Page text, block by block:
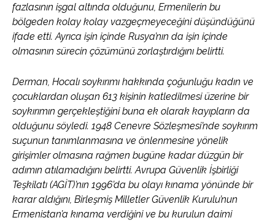
fazlasının işgal altında olduğunu, Ermenilerin bu
bölgeden kolay kolay vazgeçmeyeceğini düşündüğünü
ifade etti. Ayrıca işin içinde Rusya’nın da işin içinde
olmasının sürecin çözümünü zorlaştırdığını belirtti.
Derman, Hocalı soykırımı hakkında çoğunluğu kadın ve
çocuklardan oluşan 613 kişinin katledilmesi üzerine bir
soykırımın gerçekleştiğini buna ek olarak kayıpların da
olduğunu söyledi. 1948 Cenevre Sözleşmesi’nde soykırım
suçunun tanımlanmasına ve önlenmesine yönelik
girişimler olmasına rağmen bugüne kadar düzgün bir
adımın atılamadığını belirtti. Avrupa Güvenlik İşbirliği
Teşkilatı (AGİT)’nın 1996’da bu olayı kınama yönünde bir
karar aldığını, Birleşmiş Milletler Güvenlik Kurulu’nun
Ermenistan’a kınama verdiğini ve bu kurulun daimi